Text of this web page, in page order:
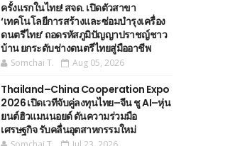
ครั้งแรกในไทย! สจด. เปิดตัวสาขา
‘เทคโนโลยีการสร้างและซ่อมบำรุงเครื่อง
ดนตรีไทย’ ​ถอดรหัสภูมิปัญญาปราชญ์ชาว
บ้าน ยกระดับช่างดนตรีไทยสู่มืออาชีพ
Somchai T. Aug 05, 2026
Thailand–China Cooperation Expo
2026 เปิดเวทีจับคู่ลงทุนไทย–จีน ชู AI–หุ่น
ยนต์ฮิวแมนนอยด์ ดันความร่วมมือ
เศรษฐกิจ รับคลื่นอุตสาหกรรมใหม่